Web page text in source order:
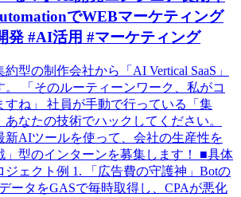
でWEBマーケティング
発 #AI活用 #マーケティング
型の制作会社から「AI Vertical SaaS」
「そのルーティーンワーク、私がコ
すね」 社員が手動で行っている「集
なたの技術でハックしてください。
新AIツールを使って、会社の生産性を
」型のインターンを募集します！ ■具体
ジェクト例 1. 「広告費の守護神」Botの
ータをGASで毎時取得し、CPAが悪化